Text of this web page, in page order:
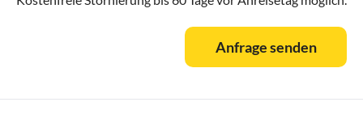
Anfrage senden